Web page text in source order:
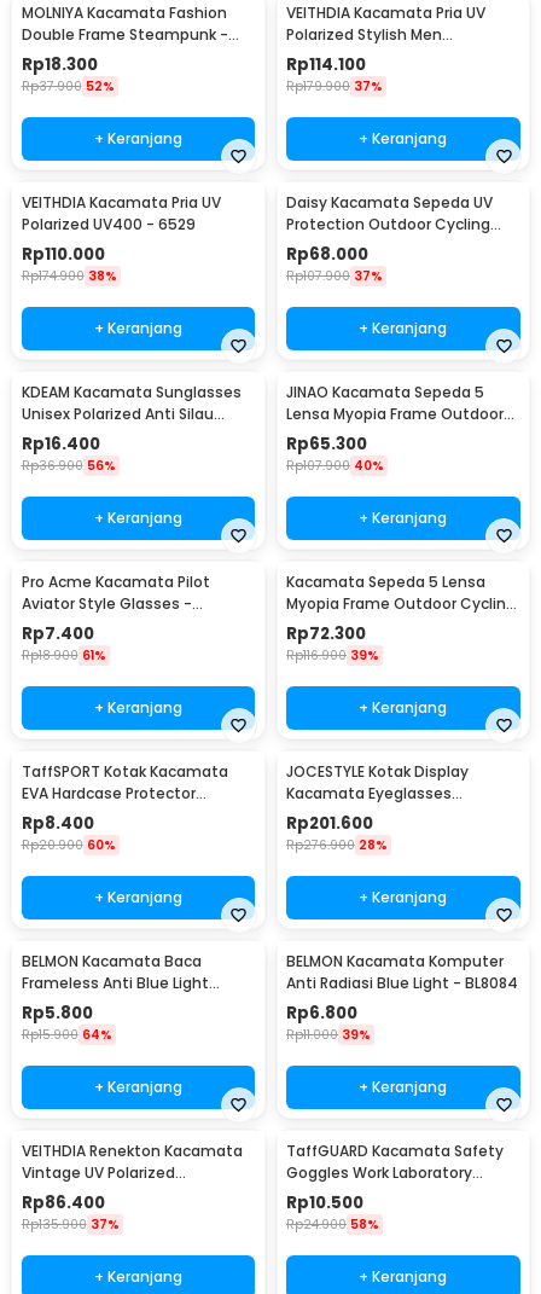
MOLNIYA Kacamata Fashion
Double Frame Steampunk -
NE60
Rp18.300
Rp37.900 52%
+ Keranjang
VEITHDIA Kacamata Pria UV
Polarized Stylish Men
Sunglasses - 6588
Rp114.100
Rp179.900 37%
+ Keranjang
VEITHDIA Kacamata Pria UV
Polarized UV400 - 6529
Rp110.000
Rp174.900 38%
+ Keranjang
Daisy Kacamata Sepeda UV
Protection Outdoor Cycling
Sunglasses - X7
Rp68.000
Rp107.900 37%
+ Keranjang
KDEAM Kacamata Sunglasses
Unisex Polarized Anti Silau
Outdoor UV200 KD156 - KD156
Rp16.400
Rp36.900 56%
+ Keranjang
JINAO Kacamata Sepeda 5
Lensa Myopia Frame Outdoor
Cycling Sunglasses - 0089
Rp65.300
Rp107.900 40%
+ Keranjang
Pro Acme Kacamata Pilot
Aviator Style Glasses -
CC0744
Rp7.400
Rp18.900 61%
+ Keranjang
Kacamata Sepeda 5 Lensa
Myopia Frame Outdoor Cycling
Sunglasses - 0089
Rp72.300
Rp116.900 39%
+ Keranjang
TaffSPORT Kotak Kacamata
EVA Hardcase Protector
Waterproof - JL-10028
Rp8.400
Rp20.900 60%
+ Keranjang
JOCESTYLE Kotak Display
Kacamata Eyeglasses
Sunglasses Box 12 Slot - SWK78
Rp201.600
Rp276.900 28%
+ Keranjang
BELMON Kacamata Baca
Frameless Anti Blue Light
Reading Plus 1 - 641
Rp5.800
Rp15.900 64%
+ Keranjang
BELMON Kacamata Komputer
Anti Radiasi Blue Light - BL8084
Rp6.800
Rp11.000 39%
+ Keranjang
VEITHDIA Renekton Kacamata
Vintage UV Polarized
Sunglasses - 2462
Rp86.400
Rp135.900 37%
+ Keranjang
TaffGUARD Kacamata Safety
Goggles Work Laboratory
Eyewear - LE979
Rp10.500
Rp24.900 58%
+ Keranjang